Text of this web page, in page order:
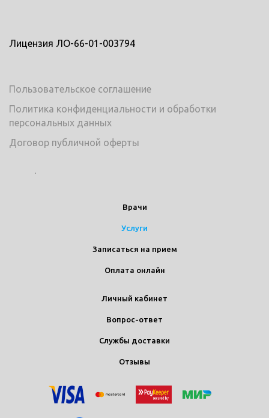
Лицензия ЛО-66-01-003794
Пользовательское соглашение
Политика конфиденциальности и обработки
персональных данных
Договор публичной оферты
Врачи
Услуги
Записаться на прием
Оплата онлайн
Личный кабинет
Вопрос-ответ
Службы доставки
Отзывы